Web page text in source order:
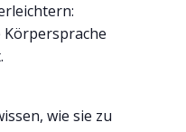
wie sie zu